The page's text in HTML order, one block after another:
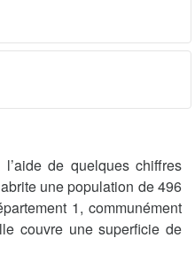
de quelques chiffres
une population de 496
1, communément
couvre une superficie de